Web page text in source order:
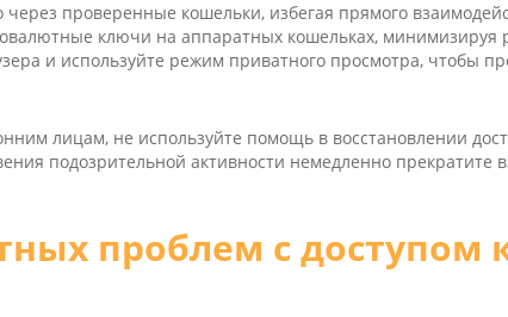
проверенные кошельки, избегая прямого
ключи на аппаратных кошельках, минимизируя
и используйте режим приватного просмотра, чтобы
лицам, не используйте помощь в восстановлении
подозрительной активности немедленно прекратите
проблем с доступом